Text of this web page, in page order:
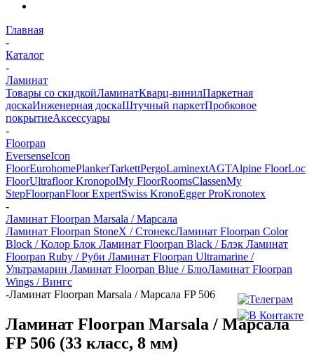
Главная
-
Каталог
-
Ламинат
Товары со скидкойЛаминатКварц-винилПаркетная
доскаИнженерная доскаШтучный паркетПробковое
покрытиеАксессуары
-
Floorpan
EversenseIcon
FloorEurohomePlankerTarkettPergoLaminextAGTAlpine FloorLoc
FloorUltrafloorKronopolMy FloorRoomsClassenMy
StepFloorpanFloor ExpertSwiss KronoEgger ProKronotex
-
Ламинат Floorpan Marsala / Марсала
Ламинат Floorpan StoneX / СтонексЛаминат Floorpan Color
Block / Колор Блок Ламинат Floorpan Black / Блэк Ламинат
Floorpan Ruby / Руби Ламинат Floorpan Ultramarine /
Ультрамарин Ламинат Floorpan Blue / БлюЛаминат Floorpan
Wings / Вингс
-Ламинат Floorpan Marsala / Марсала FP 506
Ламинат Floorpan Marsala / Марсала
FP 506 (33 класс, 8 мм)